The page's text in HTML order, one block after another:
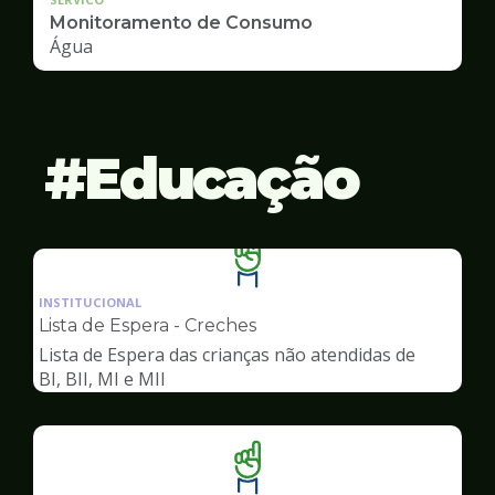
Monitoramento de Consumo
Água
Educação
Ilustração
da
pagina
Educação
INSTITUCIONAL
Lista de Espera - Creches
Lista de Espera das crianças não atendidas de
BI, BII, MI e MII
Ilustração